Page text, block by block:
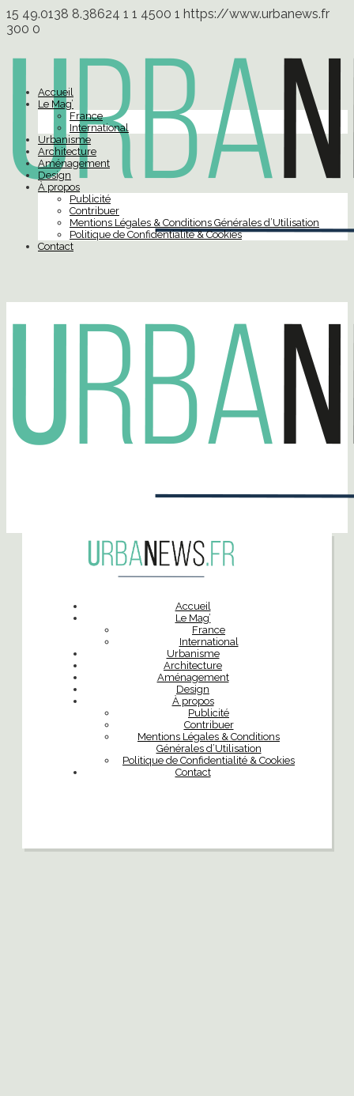
15 49.0138 8.38624 1 1 4500 1 https://www.urbanews.fr
300 0
Accueil
Le Mag’
France
International
Urbanisme
Architecture
Aménagement
Design
À propos
Publicité
Contribuer
Mentions Légales & Conditions Générales d’Utilisation
Politique de Confidentialité & Cookies
Contact
Accueil
Le Mag’
France
International
Urbanisme
Architecture
Aménagement
Design
À propos
Publicité
Contribuer
Mentions Légales & Conditions
Générales d’Utilisation
Politique de Confidentialité & Cookies
Contact